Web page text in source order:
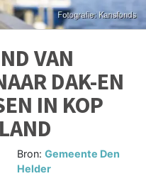
VAN
DAK-EN
IN KOP
Bron:Gemeente Den
Helder